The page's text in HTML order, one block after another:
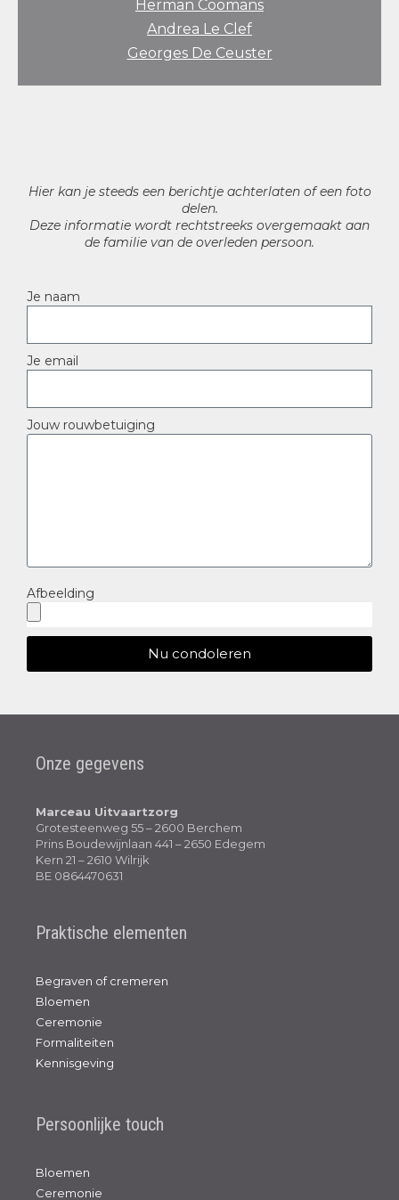
Herman Coomans
Andrea Le Clef
Georges De Ceuster
Hier kan je steeds een berichtje achterlaten of een foto
delen.
Deze informatie wordt rechtstreeks overgemaakt aan
de familie van de overleden persoon.
Je naam
Je email
Jouw rouwbetuiging
Afbeelding
Nu condoleren
Onze gegevens
Marceau Uitvaartzorg
Grotesteenweg 55 – 2600 Berchem
Prins Boudewijnlaan 441 – 2650 Edegem
Kern 21 – 2610 Wilrijk
BE 0864470631
Praktische elementen
Begraven of cremeren
Bloemen
Ceremonie
Formaliteiten
Kennisgeving
Persoonlijke touch
Bloemen
Ceremonie